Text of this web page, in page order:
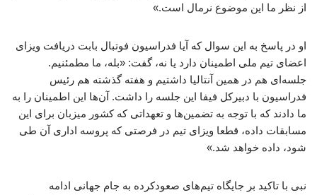
از نظر ما این موضوع نرمال است.»
او در پاسخ به این سوال که آیا فدراسیون فوتبال بابت دریافت ویزای
اعضای تیم ملی اطمینان دارد یا نه، گفت: «بله، ما مطمئنیم.
جلسه‌ای هم در همین آنتالیا داشتیم و هفته گذشته هم رئیس
فدراسیون با دبیرکل فیفا این جلسه را داشت. آن‌ها این اطمینان را به
ما دادند که با توجه به تضمین‌ها و تعهداتی که کشور میزبان برای این
مسابقات داده، قطعا ویزای تیم در فرصتی که پروسه اداری آن طی
شود، داده خواهد شد.»
نبی با تاکید بر جایگاه تیم‌های صعودکرده به جام جهانی ادامه